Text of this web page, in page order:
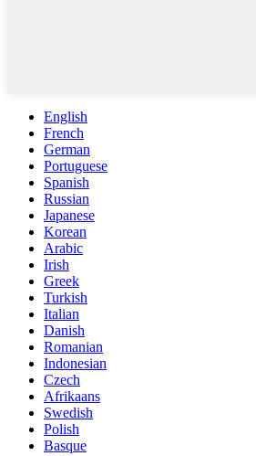
English
French
German
Portuguese
Spanish
Russian
Japanese
Korean
Arabic
Irish
Greek
Turkish
Italian
Danish
Romanian
Indonesian
Czech
Afrikaans
Swedish
Polish
Basque